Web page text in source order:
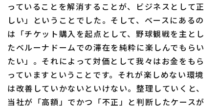
っていることを解消することが、ビジネスとして正
しい」ということでした。そして、ベースにあるの
は「チケット購入を起点として、野球観戦を主とし
たベルーナドームでの滞在を純粋に楽しんでもらい
たい」。それによって対価として我々はお金をもら
っていますということです。それが楽しめない環境
は改善していかないといけない。整理していくと、
当社が「高額」でかつ「不正」と判断したケースが